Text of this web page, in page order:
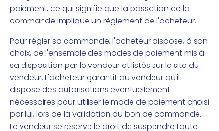
paiement, ce qui signifie que la passation de la
commande implique un règlement de l'acheteur.
Pour régler sa commande, l'acheteur dispose, à son
choix, de l'ensemble des modes de paiement mis à
sa disposition par le vendeur et listés sur le site du
vendeur. L'acheteur garantit au vendeur qu'il
dispose des autorisations éventuellement
nécessaires pour utiliser le mode de paiement choisi
par lui, lors de la validation du bon de commande.
Le vendeur se réserve le droit de suspendre toute